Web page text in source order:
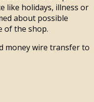
like holidays, illness or
about possible
of the shop.
money wire transfer to